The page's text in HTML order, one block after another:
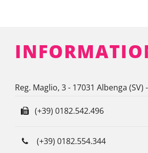
Reg. Maglio, 3 - 17031 Albenga (SV)
(+39) 0182.542.496
(+39) 0182.554.344